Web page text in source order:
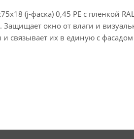
(j-фаска) 0,45 PE с пленкой
окно от влаги и
и связывает их в единую с